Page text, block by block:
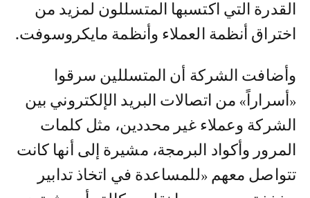
القدرة التي اكتسبها المتسللون لمزيد من
اختراق أنظمة العملاء وأنظمة مايكروسوفت.
وأضافت الشركة أن المتسللين سرقوا
«أسراراً» من اتصالات البريد الإلكتروني بين
الشركة وعملاء غير محددين، مثل كلمات
المرور وأكواد البرمجة، مشيرة إلى أنها كانت
تتواصل معهم «للمساعدة في اتخاذ تدابير